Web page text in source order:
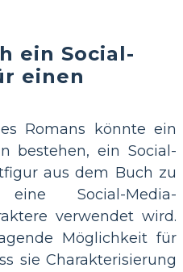
ein Social-
einen
Romans könnte ein
bestehen, ein Social-
aus dem Buch zu
Social-Media-
verwendet wird.
Möglichkeit für
sie Charakterisierung